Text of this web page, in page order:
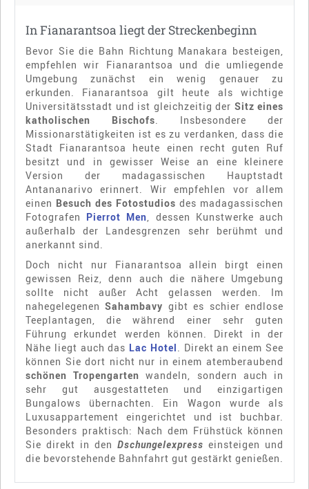
In Fianarantsoa liegt der Streckenbeginn
Bevor Sie die Bahn Richtung Manakara besteigen,
empfehlen wir Fianarantsoa und die umliegende
Umgebung zunächst ein wenig genauer zu
erkunden. Fianarantsoa gilt heute als wichtige
Universitätsstadt und ist gleichzeitig der Sitz eines
katholischen Bischofs. Insbesondere der
Missionarstätigkeiten ist es zu verdanken, dass die
Stadt Fianarantsoa heute einen recht guten Ruf
besitzt und in gewisser Weise an eine kleinere
Version der madagassischen Hauptstadt
Antananarivo erinnert. Wir empfehlen vor allem
einen Besuch des Fotostudios des madagassischen
Fotografen Pierrot Men, dessen Kunstwerke auch
außerhalb der Landesgrenzen sehr berühmt und
anerkannt sind.
Doch nicht nur Fianarantsoa allein birgt einen
gewissen Reiz, denn auch die nähere Umgebung
sollte nicht außer Acht gelassen werden. Im
nahegelegenenSahambavy gibt es schier endlose
Teeplantagen, die während einer sehr guten
Führung erkundet werden können. Direkt in der
Nähe liegt auch das Lac Hotel. Direkt an einem See
können Sie dort nicht nur in einem atemberaubend
schönen Tropengarten wandeln, sondern auch in
sehr gut ausgestatteten und einzigartigen
Bungalows übernachten. Ein Wagon wurde als
Luxusappartement eingerichtet und ist buchbar.
Besonders praktisch: Nach dem Frühstück können
Sie direkt in den Dschungelexpress einsteigen und
die bevorstehende Bahnfahrt gut gestärkt genießen.